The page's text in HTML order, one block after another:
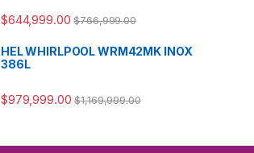
$644,999.00 $766,999.00
HEL WHIRLPOOL WRM42MK INOX
386L
$979,999.00 $1,169,999.00